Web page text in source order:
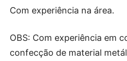
Com experiência na área.
OBS: Com experiência em
confecção de material